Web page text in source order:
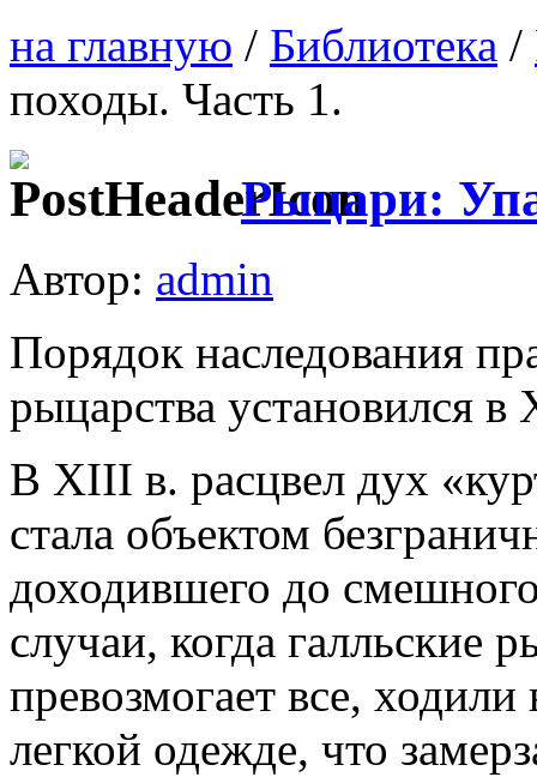
на главную / Библиотека /
походы. Часть 1.
Рыцари:
Автор: admin
Порядок наследования
рыцарства установился в
В XIII в. расцвел дух
стала объектом
доходившего до
случаи, когда галльские
превозмогает все,
легкой одежде, что